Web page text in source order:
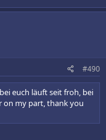
#490
euch läuft seit froh, bei
on my part, thank you